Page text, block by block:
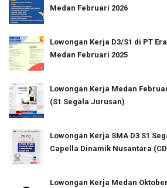
Medan Februari 2026
Lowongan Kerja D3/S1 di PT
Medan Februari 2025
Lowongan Kerja Medan
(S1 Segala Jurusan)
Lowongan Kerja SMA D3 S1
Capella Dinamik Nusantara
Lowongan Kerja Medan